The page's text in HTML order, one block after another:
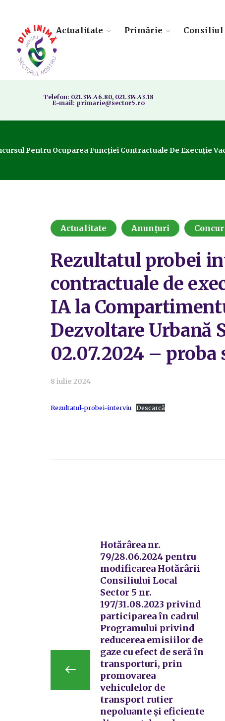
Actualitate Primărie
Telefon: 021.314.46.80, 021.314.43.18
E-mail: primarie@sector5.ro
Pentru Ocuparea Funcției Contractuale De Execuție
Actualitate Anunțuri
Rezultatul probei
contractuale de
IA la
Dezvoltare Urbană
02.07.2024 – proba
8 iulie 2024
Rezultatul-probei-interviu Descarcă
Hotărârea nr.
79/28.06.2024 pentru
modificarea Hotărârii
Consiliului Local
Sector 5 nr.
197/31.08.2023 privind
participarea în cadrul
Programului privind
reducerea emisiilor de
gaze cu efect de seră în
transporturi, prin
promovarea
vehiculelor de
transport rutier
nepoluante și eficiente